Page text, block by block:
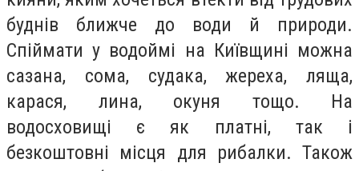
буднів ближче до води й природи.
Спіймати у водоймі на Київщині можна
сазана, сома, судака, жереха, ляща,
карася, лина, окуня тощо. На
водосховищі є як платні, так і
безкоштовні місця для рибалки. Також